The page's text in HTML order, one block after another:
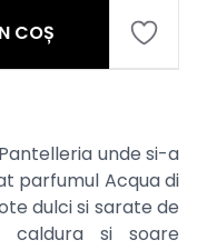
COȘ
unde si-a
parfumul Acqua di
dulci si sarate de
si soare